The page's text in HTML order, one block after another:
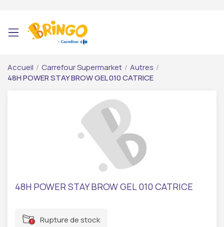
Accueil / Carrefour Supermarket / Autres /
48H POWER STAY BROW GEL 010 CATRICE
48H POWER STAY BROW GEL 010 CATRICE
Rupture de stock